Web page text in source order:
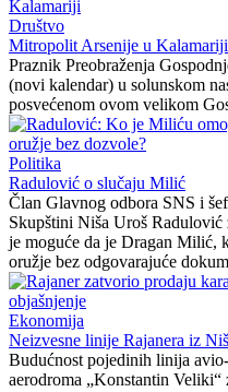
Društvo
Mitropolit Arsenije u Kalamariji
Praznik Preobraženja
(novi kalendar) u solunskom
posvećenom ovom velikom
Politika
Radulović o slučaju Milić
Član Glavnog odbora SNS i
Skupštini Niša Uroš
je moguće da je Dragan Milić,
oružje bez odgovarajuće
Ekonomija
Neizvesne linije Rajanera iz
Budućnost pojedinih linija
aerodroma „Konstantin Veliki“